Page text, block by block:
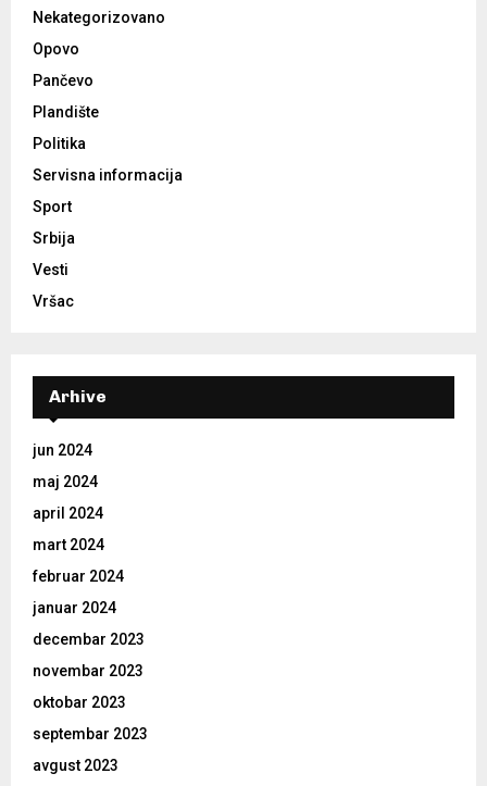
Nekategorizovano
Opovo
Pančevo
Plandište
Politika
Servisna informacija
Sport
Srbija
Vesti
Vršac
Arhive
jun 2024
maj 2024
april 2024
mart 2024
februar 2024
januar 2024
decembar 2023
novembar 2023
oktobar 2023
septembar 2023
avgust 2023